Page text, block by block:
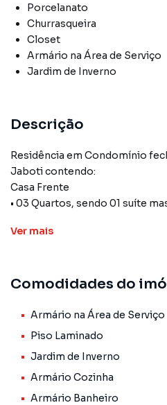
Porcelanato
Churrasqueira
Closet
Armário na Área de Serviço
Jardim de Inverno
Descrição
Residência em Condomínio
Jaboti contendo:
Casa Frente
• 03 Quartos, sendo 01 suíte
com ar condicionado
• Banheiro social
e ar condicionado
• Aquecedor a gás nos
energia )
• Câmeras de segurança
Ver mais
Comodidades do
Armário na Área de Serviço
Piso Laminado
Jardim de Inverno
Armário Cozinha
Armário Banheiro